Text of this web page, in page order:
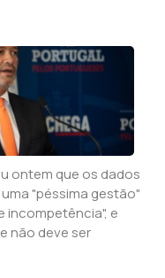
ontem que os dados
"péssima gestão"
incompetência", e
não deve ser